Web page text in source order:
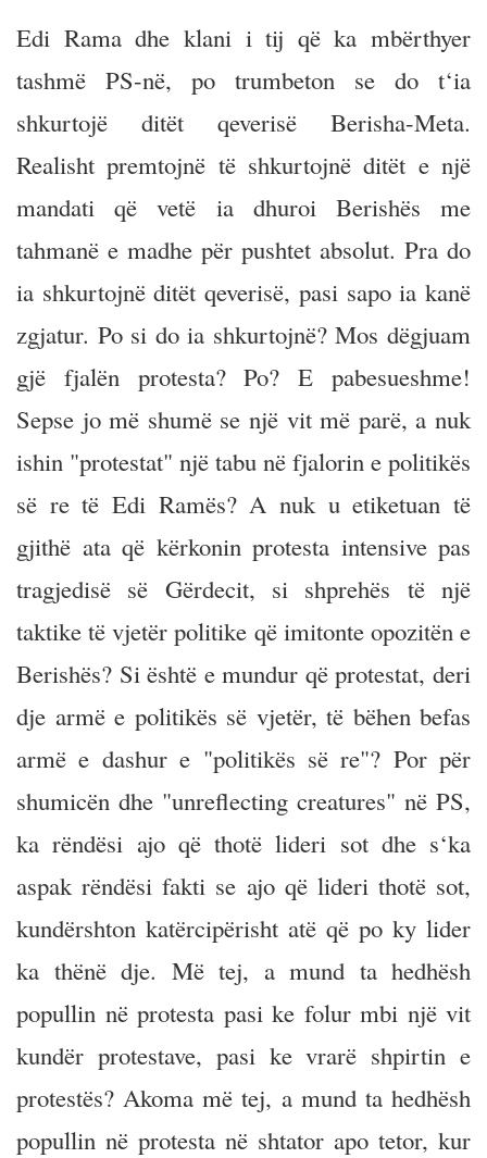
Edi Rama dhe klani i tij që ka mbërthyer
tashmë PS-në, po trumbeton se do t‘ia
shkurtojë ditët qeverisë Berisha-Meta.
Realisht premtojnë të shkurtojnë ditët e një
mandati që vetë ia dhuroi Berishës me
tahmanë e madhe për pushtet absolut. Pra do
ia shkurtojnë ditët qeverisë, pasi sapo ia kanë
zgjatur. Po si do ia shkurtojnë? Mos dëgjuam
gjë fjalën protesta? Po? E pabesueshme!
Sepse jo më shumë se një vit më parë, a nuk
ishin "protestat" një tabu në fjalorin e politikës
së re të Edi Ramës? A nuk u etiketuan të
gjithë ata që kërkonin protesta intensive pas
tragjedisë së Gërdecit, si shprehës të një
taktike të vjetër politike që imitonte opozitën e
Berishës? Si është e mundur që protestat, deri
dje armë e politikës së vjetër, të bëhen befas
armë e dashur e "politikës së re"? Por për
shumicën dhe "unreflecting creatures" në PS,
ka rëndësi ajo që thotë lideri sot dhe s‘ka
aspak rëndësi fakti se ajo që lideri thotë sot,
kundërshton katërcipërisht atë që po ky lider
ka thënë dje. Më tej, a mund ta hedhësh
popullin në protesta pasi ke folur mbi një vit
kundër protestave, pasi ke vrarë shpirtin e
protestës? Akoma më tej, a mund ta hedhësh
popullin në protesta në shtator apo tetor, kur